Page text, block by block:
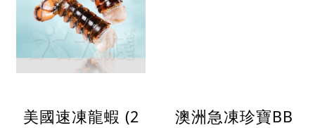
美國速凍龍蝦 (2
澳洲急凍珍寶BB